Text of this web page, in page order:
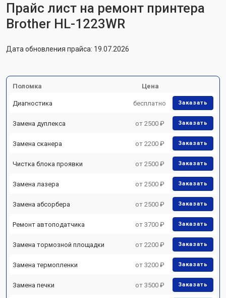
Прайс лист на ремонт принтера
Brother HL-1223WR
Дата обновления прайса: 19.07.2026
Поломка Цена
Диагностика бесплатно Заказать
Замена дуплекса от 2500 ₽ Заказать
Замена сканера от 2200 ₽ Заказать
Чистка блока проявки от 2500 ₽ Заказать
Замена лазера от 2500 ₽ Заказать
Замена абсорбера от 2500 ₽ Заказать
Ремонт автоподатчика от 3700 ₽ Заказать
Замена тормозной площадки от 2200 ₽ Заказать
Замена термопленки от 3200 ₽ Заказать
Замена печки от 3500 ₽ Заказать